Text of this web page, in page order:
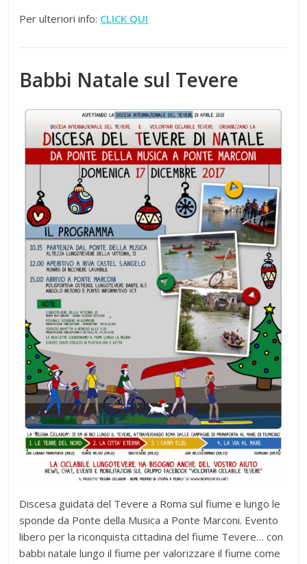
Per ulteriori info: CLICK QUI
Babbi Natale sul Tevere
Discesa guidata del Tevere a Roma sul fiume e lungo le
sponde da Ponte della Musica a Ponte Marconi. Evento
libero per la riconquista cittadina del fiume Tevere… con
babbi natale lungo il fiume per valorizzare il fiume come